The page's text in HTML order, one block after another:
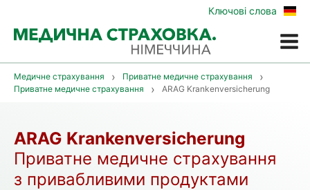
Меню
Ключові слова
Zur
Медичне страхування
Приватне медичне страхування
Приватне медичне страхування
ARAG Krankenversicherung
ARAG Krankenversicherung
Приватне медичне страхування
з привабливими продуктами